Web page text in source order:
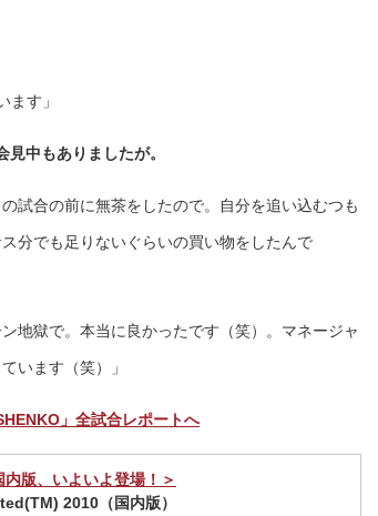
ます」
中もありましたが。
試合の前に無茶をしたので。自分を追い込むつも
分でも足りないぐらいの買い物をしたんで
地獄で。本当に良かったです（笑）。マネージャ
います（笑）」
」全試合レポートへ
版、いよいよ登場！＞
2010（国内版）